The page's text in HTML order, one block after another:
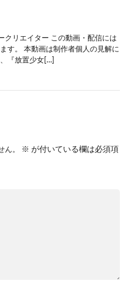
クリエイター この動画・配信には
す。 本動画は制作者個人の見解に
『放置少女[…]
ん。 ※ が付いている欄は必須項